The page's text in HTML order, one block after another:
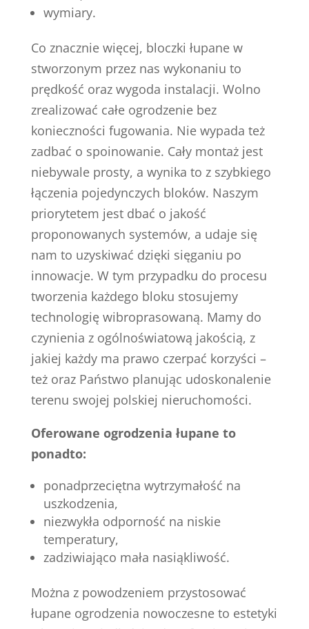
wymiary.
Co znacznie więcej, bloczki łupane w
stworzonym przez nas wykonaniu to
prędkość oraz wygoda instalacji. Wolno
zrealizować całe ogrodzenie bez
konieczności fugowania. Nie wypada też
zadbać o spoinowanie. Cały montaż jest
niebywale prosty, a wynika to z szybkiego
łączenia pojedynczych bloków. Naszym
priorytetem jest dbać o jakość
proponowanych systemów, a udaje się
nam to uzyskiwać dzięki sięganiu po
innowacje. W tym przypadku do procesu
tworzenia każdego bloku stosujemy
technologię wibroprasowaną. Mamy do
czynienia z ogólnoświatową jakością, z
jakiej każdy ma prawo czerpać korzyści –
też oraz Państwo planując udoskonalenie
terenu swojej polskiej nieruchomości.
Oferowane ogrodzenia łupane to
ponadto:
ponadprzeciętna wytrzymałość na
uszkodzenia,
niezwykła odporność na niskie
temperatury,
zadziwiająco mała nasiąkliwość.
Można z powodzeniem przystosować
łupane ogrodzenia nowoczesne to estetyki